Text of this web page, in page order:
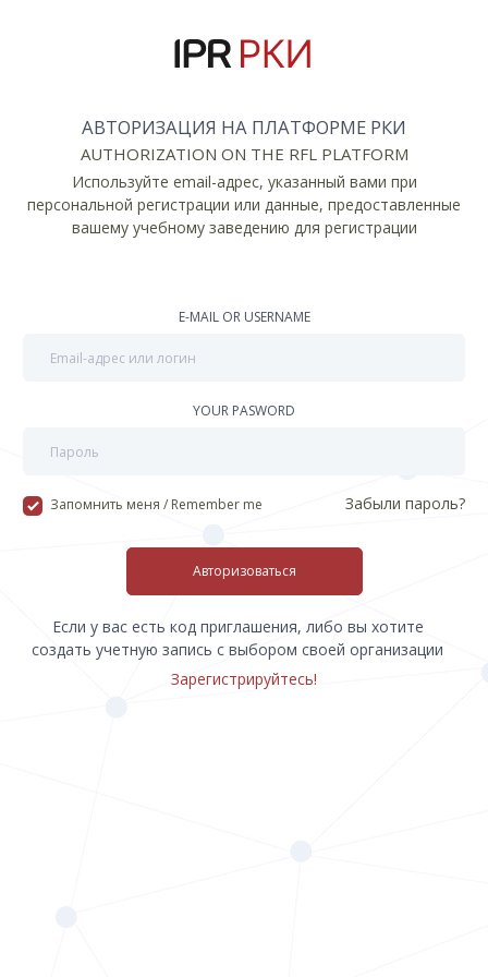
АВТОРИЗАЦИЯ НА ПЛАТФОРМЕ РКИ
AUTHORIZATION ON THE RFL PLATFORM
Используйте email-адрес, указанный вами при
персональной регистрации или данные, предоставленные
вашему учебному заведению для регистрации
E-MAIL OR USERNAME
YOUR PASWORD
Запомнить меня / Remember me Забыли пароль?
Авторизоваться
Если у вас есть код приглашения, либо вы хотите
создать учетную запись с выбором своей организации
Зарегистрируйтесь!